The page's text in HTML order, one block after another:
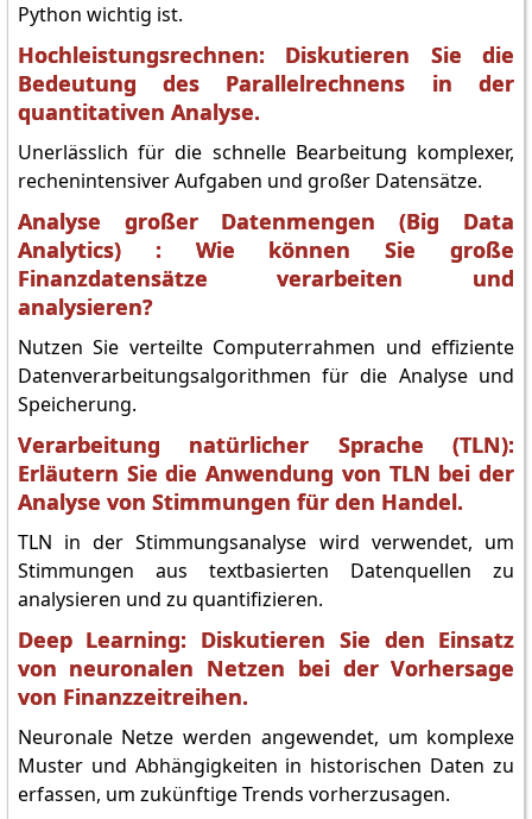
Python wichtig ist.
Hochleistungsrechnen: Diskutieren Sie die
Bedeutung des Parallelrechnens in der
quantitativen Analyse.
Unerlässlich für die schnelle Bearbeitung komplexer,
rechenintensiver Aufgaben und großer Datensätze.
Analyse großer Datenmengen (Big Data
Analytics) : Wie können Sie große
Finanzdatensätze verarbeiten und
analysieren?
Nutzen Sie verteilte Computerrahmen und effiziente
Datenverarbeitungsalgorithmen für die Analyse und
Speicherung.
Verarbeitung natürlicher Sprache (TLN):
Erläutern Sie die Anwendung von TLN bei der
Analyse von Stimmungen für den Handel.
TLN in der Stimmungsanalyse wird verwendet, um
Stimmungen aus textbasierten Datenquellen zu
analysieren und zu quantifizieren.
Deep Learning: Diskutieren Sie den Einsatz
von neuronalen Netzen bei der Vorhersage
von Finanzzeitreihen.
Neuronale Netze werden angewendet, um komplexe
Muster und Abhängigkeiten in historischen Daten zu
erfassen, um zukünftige Trends vorherzusagen.